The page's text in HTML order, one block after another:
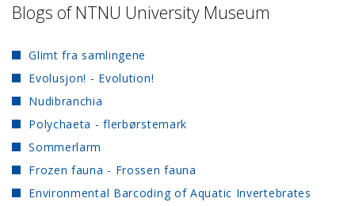
Blogs of NTNU University Museum
Glimt fra samlingene
Evolusjon! - Evolution!
Nudibranchia
Polychaeta - flerbørstemark
Sommerlarm
Frozen fauna - Frossen fauna
Environmental Barcoding of Aquatic Invertebrates